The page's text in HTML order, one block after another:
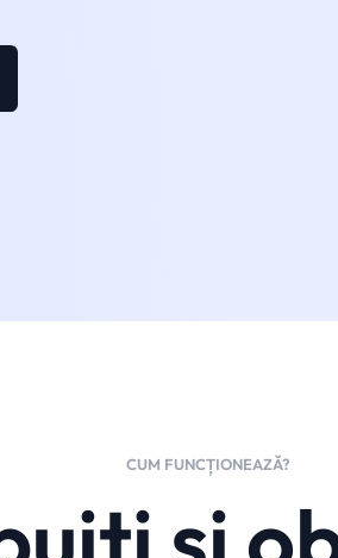
CUM FUNCȚIONEAZĂ?